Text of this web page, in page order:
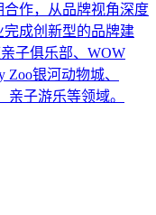
作，从品牌视角深度
成创新型的品牌建
子俱乐部、WOW
银河动物城、
子游乐等领域。